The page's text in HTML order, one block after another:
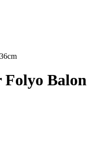
Folyo Balon